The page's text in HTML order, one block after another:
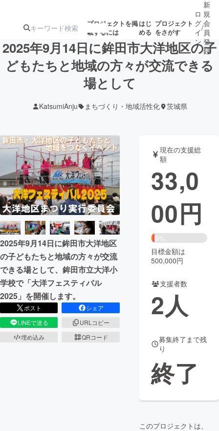
プロジェクトを掲
載するには
はじ
める
プロジェクト
をさがす
注目の新着プロ 募集終了が近いプ
テクノロジー・ガジェット
映像・映画 書籍・雑誌
ビジネス・起業 チャレンジ
まちづくり・地域活性化
CAMPFIRE for Social Good
CAMPFIRE Creation
CAMPFIREふるさと納税
コミュニティ
ロ
グ
イ
ン
/
新
規
会
員
登
録
2025年9月14日に鉾田市大洋地区の子
どもたちと地域の方々が交流できる
場として
KatsumiAnju まちづくり・地域活性化 茨城県
2025年9月14日に鉾田市大洋地区
の子どもたちと地域の方々が交流
できる場として、鉾田市立大洋小
学校で「大洋フェスティバル
2025」を開催します。
ポスト
シェア
LINEで送る
URLコピー
埋め込み
QRコード
現在の支援総
額
33,0
00円
6%
目標金額は
500,000円
支援者数
2人
募集終了まで残
り
終了
このプロジェクトは、